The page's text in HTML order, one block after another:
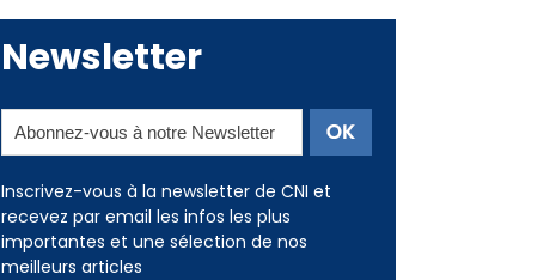
Newsletter
Inscrivez-vous à la newsletter de CNI et
recevez par email les infos les plus
importantes et une sélection de nos
meilleurs articles